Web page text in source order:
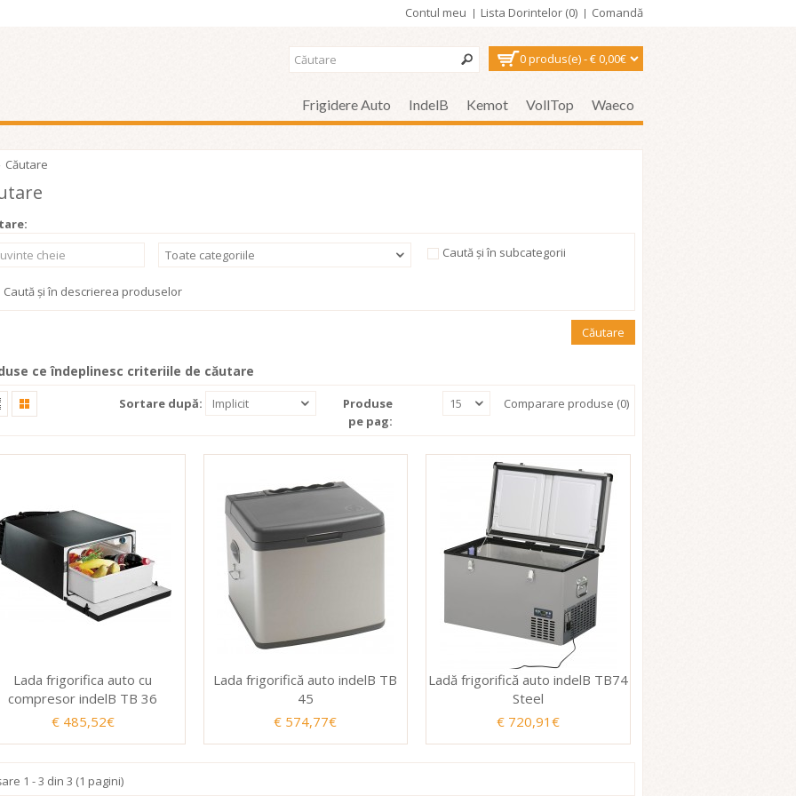
Contul meu Lista Dorintelor (0) Comandă
0 produs(e) - € 0,00€
Frigidere Auto IndelB Kemot VollTop Waeco
Căutare
Toate categoriile
Caută și în subcategorii
Caută și în descrierea produselor
ce îndeplinesc criteriile de căutare
Comparare produse (0)
Sortare după: Implicit
Produse
pe pag:
15
Lada frigorifica auto cu
compresor indelB TB 36
€ 485,52€
Lada frigorifică auto indelB TB
45
€ 574,77€
Ladă frigorifică auto indelB TB74
Steel
€ 720,91€
1 - 3 din 3 (1 pagini)